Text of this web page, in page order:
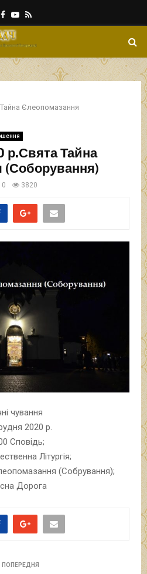
Facebook
Youtube
Rss
Єлеопомазання
р.Свята Тайна
(Соборування)
0 3820
чування
2020 р.
Сповідь;
Літургія;
(Собрування);
Дорога
ПОПЕРЕДНЯ